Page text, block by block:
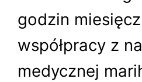
godzin
współpracy z
medycznej